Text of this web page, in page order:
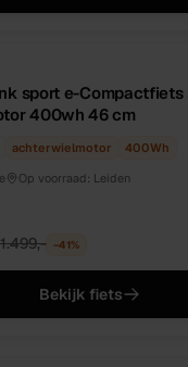
sport e-Compactfiets
400wh 46 cm
achterwielmotor 400Wh
Op voorraad: Leiden
1.499,- −41%
Bekijk fiets